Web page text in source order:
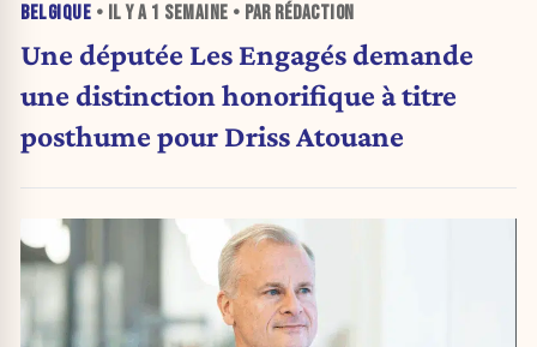
BELGIQUE • IL Y A 1 SEMAINE • PAR RÉDACTION
Une députée Les Engagés demande
une distinction honorifique à titre
posthume pour Driss Atouane